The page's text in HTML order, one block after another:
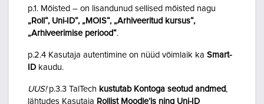
p.1. Mõisted – on lisandunud sellised mõisted nagu
„Roll“, Uni-ID“, „MOIS“, „Arhiveeritud kursus“,
„Arhiveerimise periood“.
p.2.4 Kasutaja autentimine on nüüd võimlaik ka Smart-
ID kaudu.
UUS!p.3.3 TalTech kustutab Kontoga seotud andmed,
lähtudes Kasutaja Rollist Moodle’is ning Uni-ID